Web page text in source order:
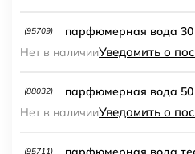
(95709)
парфюмерная вода
Нет в наличииУведомить о
(88032)
парфюмерная вода
Нет в наличииУведомить о
(95711)